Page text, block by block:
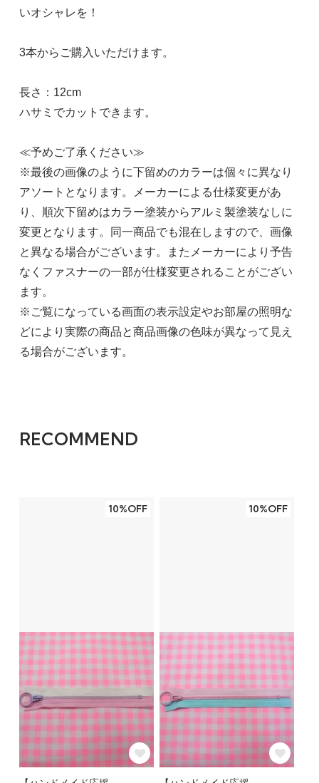
いオシャレを！
3本からご購入いただけます。
長さ：12cm
ハサミでカットできます。
≪予めご了承ください≫
※最後の画像のように下留めのカラーは個々に異なり
アソートとなります。メーカーによる仕様変更があ
り、順次下留めはカラー塗装からアルミ製塗装なしに
変更となります。同一商品でも混在しますので、画像
と異なる場合がございます。またメーカーにより予告
なくファスナーの一部が仕様変更されることがござい
ます。
※ご覧になっている画面の表示設定やお部屋の照明な
どにより実際の商品と商品画像の色味が異なって見え
る場合がございます。
RECOMMEND
10%OFF 10%OFF